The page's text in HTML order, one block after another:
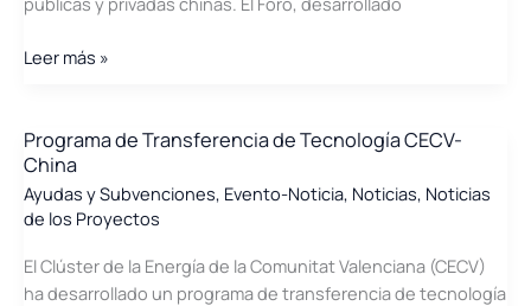
en
Circular
Foro
Empresarial:
Programa
Cooperación
CECV-
Leer más »
Programa de Transferencia de Tecnología CECV-
China
Ayudas y Subvenciones, Evento-Noticia, Noticias, Noticias
de los Proyectos
El Clúster de la Energía de la Comunitat Valenciana (CECV)
ha desarrollado un programa de transferencia de tecnología